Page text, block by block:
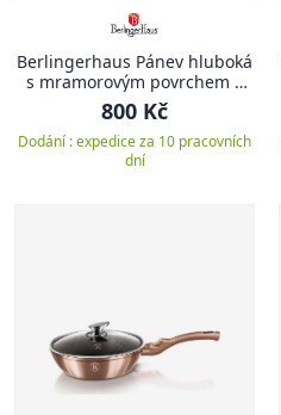
Berlingerhaus Pánev hluboká
s mramorovým povrchem a
poklicí 24 cm Burgundy
Metallic Line
800 Kč
Dodání : expedice za 10 pracovních
dní